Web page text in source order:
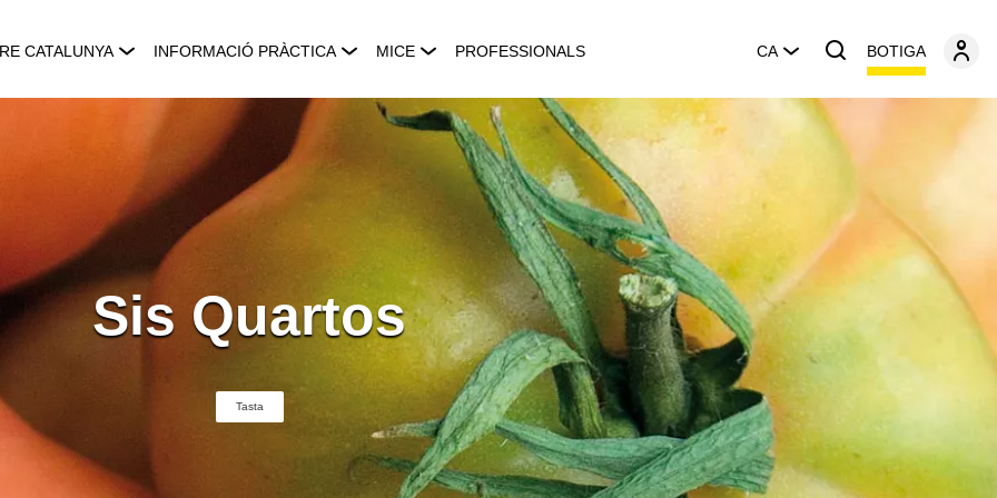
CATALUNYA INFORMACIÓ PRÀCTICA MICE PROFESSIONALS CA BOTIGA
Sis Quartos
Tasta